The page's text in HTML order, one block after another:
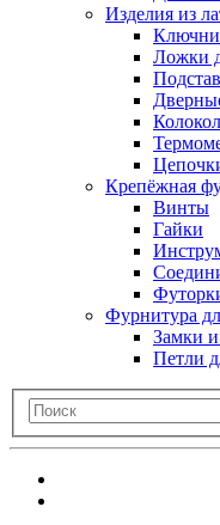
Изделия из
Ложки
Крепёжная
Винты
Гайки
Фурнитура
Замки
Петли